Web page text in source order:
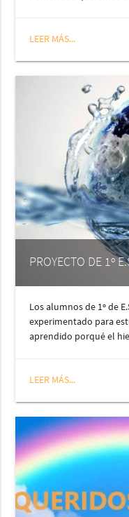
LEER MÁS...
PROYECTO DE 1º
Los alumnos de 1º de
experimentado para
aprendido porqué el
LEER MÁS...